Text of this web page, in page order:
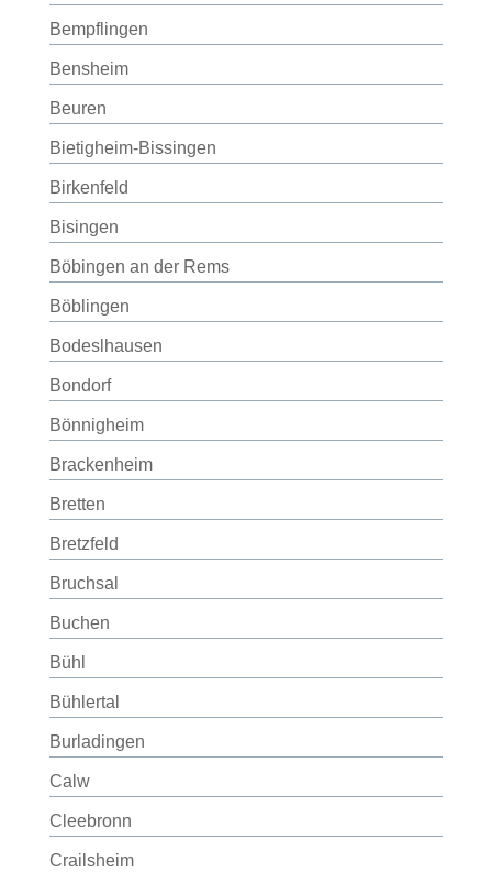
Bempflingen
Bensheim
Beuren
Bietigheim-Bissingen
Birkenfeld
Bisingen
Böbingen an der Rems
Böblingen
Bodeslhausen
Bondorf
Bönnigheim
Brackenheim
Bretten
Bretzfeld
Bruchsal
Buchen
Bühl
Bühlertal
Burladingen
Calw
Cleebronn
Crailsheim